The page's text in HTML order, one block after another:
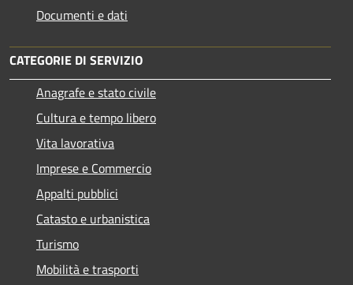
Documenti e dati
CATEGORIE DI SERVIZIO
Anagrafe e stato civile
Cultura e tempo libero
Vita lavorativa
Imprese e Commercio
Appalti pubblici
Catasto e urbanistica
Turismo
Mobilità e trasporti